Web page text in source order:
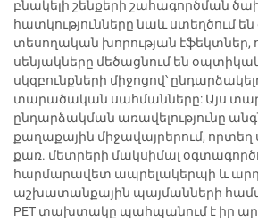
բնակելի շենքերի շահագործման
հատկությունները նաև ստեղծում են
տեսողական խորության էֆեկտներ,
սենյակները մեծացնում են
սկզբունքների միջոցով՝
տարածական սահմանները: Այս
ընդարձակման առավելությունը
քաղաքային միջավայրերում,
քառ. մետրերի մակսիմալ
հարմարավետ ապրելակերպի և
աշխատանքային պայմանների
PET տախտակը պահպանում է իր